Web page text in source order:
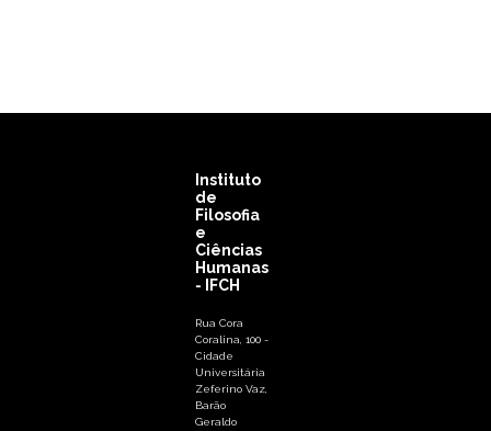
Instituto
de
Filosofia
e
Ciências
Humanas
- IFCH
Rua Cora
Coralina, 100 -
Cidade
Universitária
Zeferino Vaz,
Barão
Geraldo